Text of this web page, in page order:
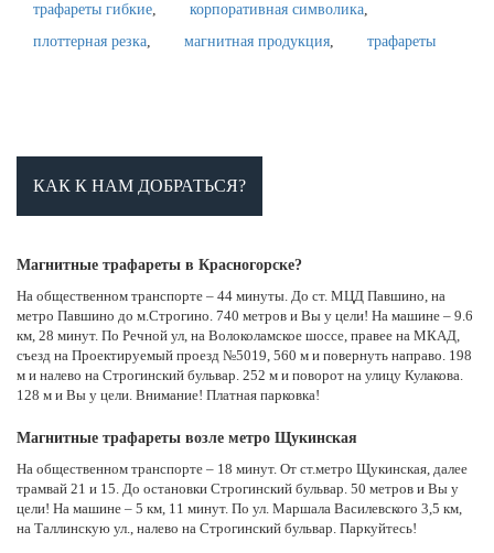
трафареты гибкие
корпоративная символика
плоттерная резка
магнитная продукция трафареты
КАК К НАМ ДОБРАТЬСЯ?
Магнитные трафареты в Красногорске?
На общественном транспорте – 44 минуты. До ст. МЦД Павшино, на
метро Павшино до м.Строгино. 740 метров и Вы у цели! На машине – 9.6
км, 28 минут. По Речной ул, на Волоколамское шоссе, правее на МКАД,
съезд на Проектируемый проезд №5019, 560 м и повернуть направо. 198
м и налево на Строгинский бульвар. 252 м и поворот на улицу Кулакова.
128 м и Вы у цели. Внимание! Платная парковка!
Магнитные трафареты возле метро Щукинская
На общественном транспорте – 18 минут. От ст.метро Щукинская, далее
трамвай 21 и 15. До остановки Строгинский бульвар. 50 метров и Вы у
цели! На машине – 5 км, 11 минут. По ул. Маршала Василевского 3,5 км,
на Таллинскую ул., налево на Строгинский бульвар. Паркуйтесь!